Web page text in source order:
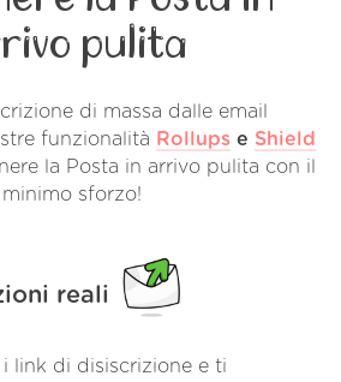
pulita
di massa dalle email
funzionalità Rollups e Shield
la Posta in arrivo pulita con il
minimo sforzo!
reali
i link di disiscrizione e ti